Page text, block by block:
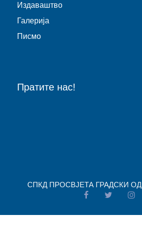
Издаваштво
Галерија
Писмо
Пратите нас!
СПКД ПРОСВJЕТА ГРАДСКИ